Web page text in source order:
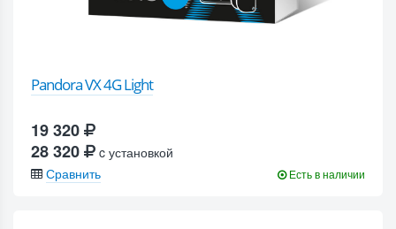
Pandora VX 4G Light
19 320
28 320
c установкой
Сравнить
Есть в наличии